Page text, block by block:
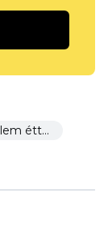
E-kereskedelem éttermek számára